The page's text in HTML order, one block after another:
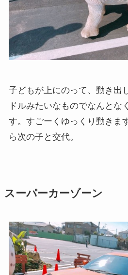
子どもが上にのって、動き出
ドルみたいなものでなんとな
す。すごーくゆっくり動きま
ら次の子と交代。
スーパーカーゾーン